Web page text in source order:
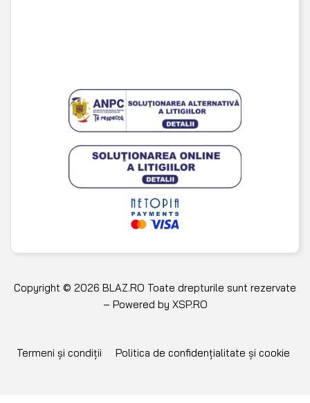
Copyright © 2026 BLAZ.RO Toate drepturile sunt rezervate
– Powered by XSP.RO
Termeni și condiții Politica de confidențialitate și cookie